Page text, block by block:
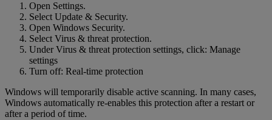
Open Settings.
Select Update & Security.
Open Windows Security.
Select Virus & threat protection.
Under Virus & threat protection settings, click: Manage
settings
Turn off: Real-time protection
Windows will temporarily disable active scanning. In many cases,
Windows automatically re-enables this protection after a restart or
after a period of time.